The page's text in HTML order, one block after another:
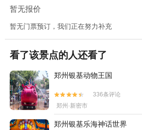
暂无报价
暂无门票预订，我们正在努力补充
看了该景点的人还看了
郑州银基动物王国


336条评论
郑州·新密市
郑州银基乐海神话世界